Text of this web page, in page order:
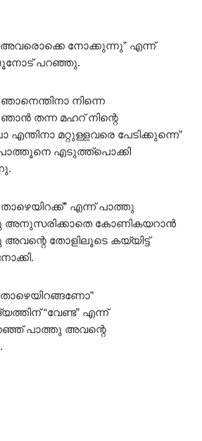
അവരൊക്കെ നോക്കുന്നു” എന്ന്
പറഞ്ഞു.
നിന്നെ
ഞാൻ തന്ന മഹറ് നിന്റെ
മറ്റുള്ളവരെ പേടിക്കുന്നെ”
എടുത്ത്പൊക്കി
എന്ന് പാത്തു
അനുസരിക്കാതെ കോണികയറാൻ
തോളിലൂടെ കയ്യിട്ട്
“വേണ്ട” എന്ന്
പാത്തു അവന്റെ